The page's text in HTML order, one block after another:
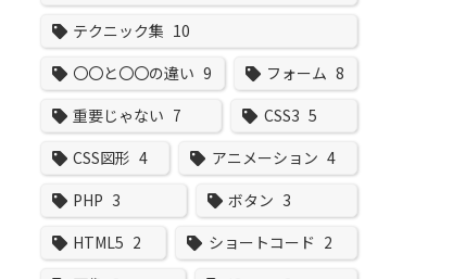
テクニック集 10
〇〇と〇〇の違い 9 フォーム 8
重要じゃない 7 CSS3 5
CSS図形 4 アニメーション 4
PHP 3 ボタン 3
HTML5 2 ショートコード 2